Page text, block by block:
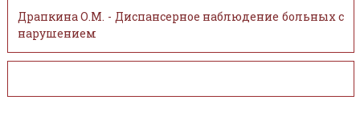
Драпкина О.М. - Диспансерное наблюдение больных с
нарушением